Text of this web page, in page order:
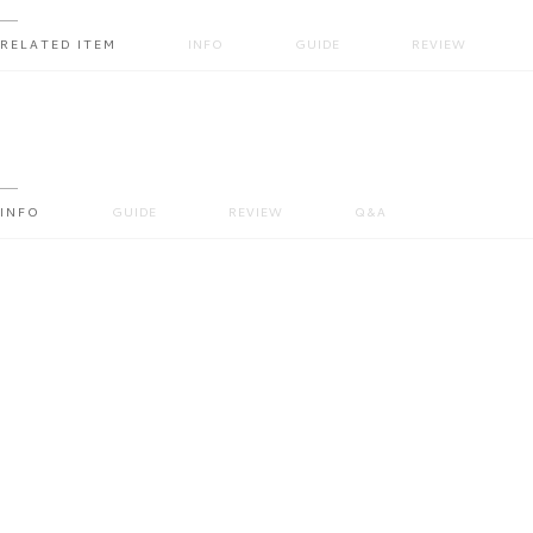
RELATED ITEM INFO GUIDE REVIEW
INFO GUIDE REVIEW Q&A